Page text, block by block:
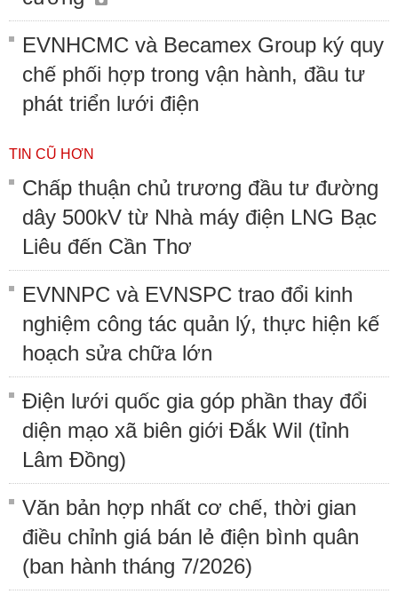
EVNHCMC và Becamex Group ký quy
chế phối hợp trong vận hành, đầu tư
phát triển lưới điện
TIN CŨ HƠN
Chấp thuận chủ trương đầu tư đường
dây 500kV từ Nhà máy điện LNG Bạc
Liêu đến Cần Thơ
EVNNPC và EVNSPC trao đổi kinh
nghiệm công tác quản lý, thực hiện kế
hoạch sửa chữa lớn
Điện lưới quốc gia góp phần thay đổi
diện mạo xã biên giới Đắk Wil (tỉnh
Lâm Đồng)
Văn bản hợp nhất cơ chế, thời gian
điều chỉnh giá bán lẻ điện bình quân
(ban hành tháng 7/2026)